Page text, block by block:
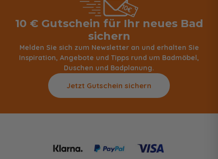
10 € Gutschein für Ihr neues Bad
sichern
Melden Sie sich zum Newsletter an und erhalten Sie
Inspiration, Angebote und Tipps rund um Badmöbel,
Duschen und Badplanung.
Jetzt Gutschein sichern